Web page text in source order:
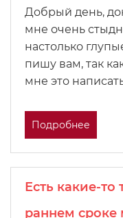
Добрый день,
мне очень
настолько
пишу вам, так
мне это
Подробнее
Есть какие-то
раннем сроке